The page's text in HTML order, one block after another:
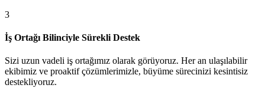
3
İş Ortağı Bilinciyle Sürekli Destek
Sizi uzun vadeli iş ortağımız olarak görüyoruz. Her an ulaşılabilir
ekibimiz ve proaktif çözümlerimizle, büyüme sürecinizi kesintisiz
destekliyoruz.